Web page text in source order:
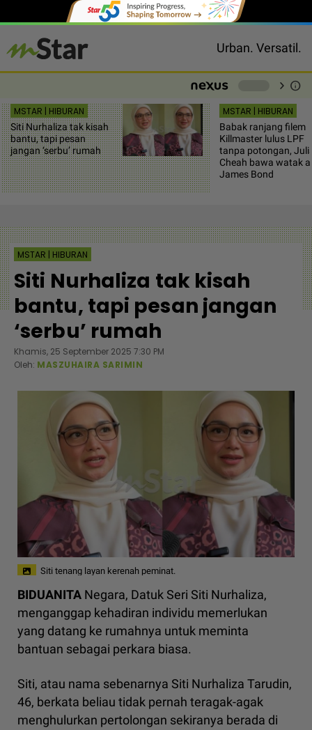
Urban. Versatil.
chevron_right info
MSTAR | HIBURAN
Siti Nurhaliza tak kisah
bantu, tapi pesan
jangan ‘serbu’ rumah
MSTAR | HIBURAN
Babak ranjang filem
Killmaster lulus LPF
tanpa potongan,
Cheah bawa watak
James Bond
MSTAR | HIBURAN
Siti Nurhaliza tak kisah
bantu, tapi pesan jangan
‘serbu’ rumah
Khamis, 25 September 2025 7:30 PM
Oleh: MASZUHAIRA SARIMIN
Siti tenang layan kerenah peminat.
BIDUANITA Negara, Datuk Seri Siti Nurhaliza,
menganggap kehadiran individu memerlukan
yang datang ke rumahnya untuk meminta
bantuan sebagai perkara biasa.
Siti, atau nama sebenarnya Siti Nurhaliza Tarudin,
46, berkata beliau tidak pernah teragak-agak
menghulurkan pertolongan sekiranya berada di